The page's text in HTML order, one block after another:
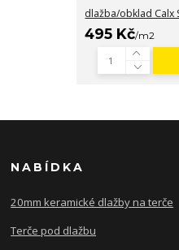
dlažba/obklad Calx
495 Kč/m2
NABÍDKA
20mm keramické dlažby na terče
Terče pod dlažbu